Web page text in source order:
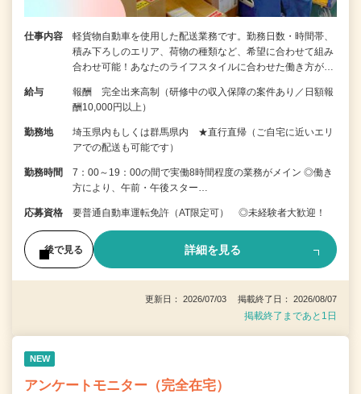
仕事内容
軽貨物自動車を使用した配送業務です。勤務日数・時間帯、
積み下ろしのエリア、荷物の種類など、希望に合わせて組み
合わせ可能！あなたのライフスタイルに合わせた働き方が…
給与
報酬 完全出来高制（研修中の収入保障の案件あり／日額報
酬10,000円以上）
勤務地
埼玉県内もしくは群馬県内 ★直行直帰（ご自宅に近いエリ
アでの配送も可能です）
勤務時間
7：00～19：00の間で実働8時間程度の業務がメイン ◎働き
方により、午前・午後スター…
応募資格 要普通自動車運転免許（AT限定可） ◎未経験者大歓迎！
後で見る 詳細を見る
更新日： 2026/07/03 掲載終了日： 2026/08/07
掲載終了まであと1日
NEW
アンケートモニター（完全在宅）